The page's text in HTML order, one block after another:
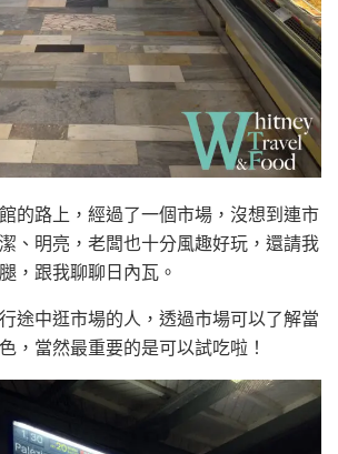
的路上，經過了一個市場，沒想到連市
、明亮，老闆也十分風趣好玩，還請我
，跟我聊聊日內瓦。
途中逛市場的人，透過市場可以了解當
，當然最重要的是可以試吃啦！